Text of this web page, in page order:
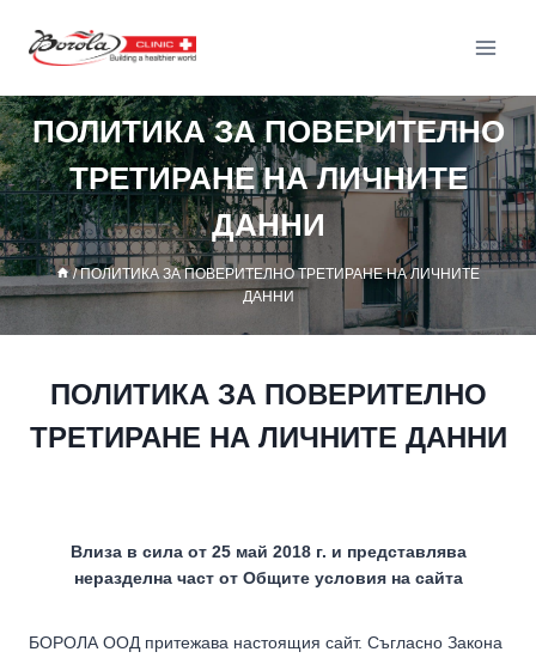
ПОЛИТИКА ЗА ПОВЕРИТЕЛНО
ТРЕТИРАНЕ НА ЛИЧНИТЕ
ДАННИ
/ ПОЛИТИКА ЗА ПОВЕРИТЕЛНО ТРЕТИРАНЕ НА ЛИЧНИТЕ
ДАННИ
ПОЛИТИКА ЗА ПОВЕРИТЕЛНО
ТРЕТИРАНЕ НА ЛИЧНИТЕ ДАННИ
Влиза в сила от 25 май 2018 г. и представлява
неразделна част от Общите условия на сайта
БОРОЛА ООД притежава настоящия сайт. Съгласно Закона